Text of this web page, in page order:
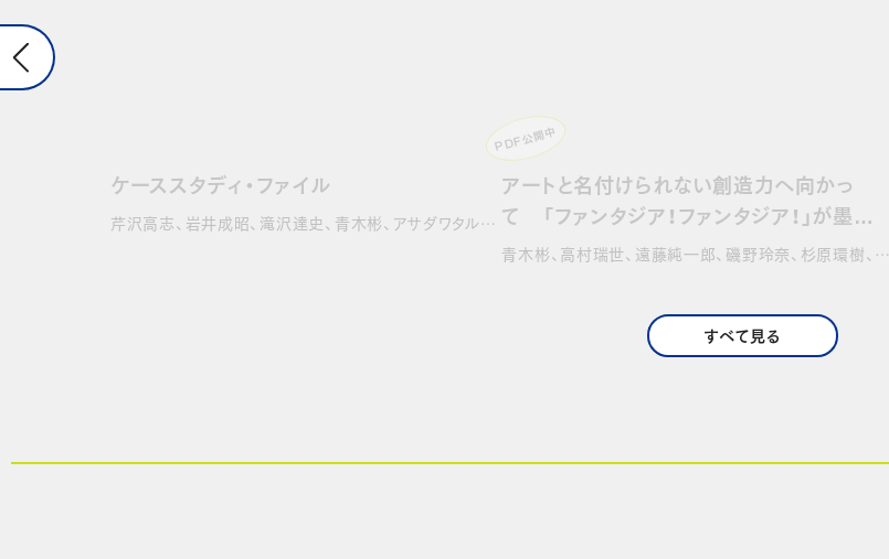
ケーススタディ・ファイル
芹沢高志、岩井成昭、滝沢達史、青木彬、アサダワタル…
アートと名付けられない創造力へ向かっ
て 「ファンタジア！ファンタジア！」が墨田
で考えていること
青木彬、高村瑞世、遠藤純一郎、磯野玲奈、杉原環樹、…
PDF公開中
すべて見る